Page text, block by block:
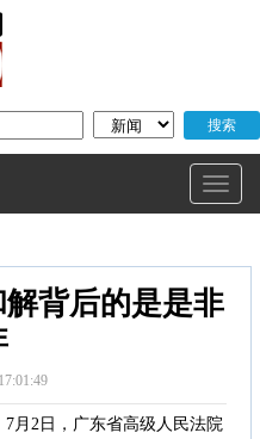
背后的是是非
月2日，广东省高级人民法院